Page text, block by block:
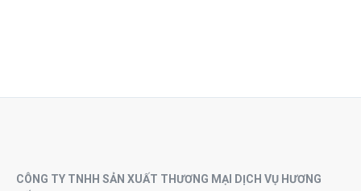
CÔNG TY TNHH SẢN XUẤT THƯƠNG MẠI DỊCH VỤ HƯƠNG